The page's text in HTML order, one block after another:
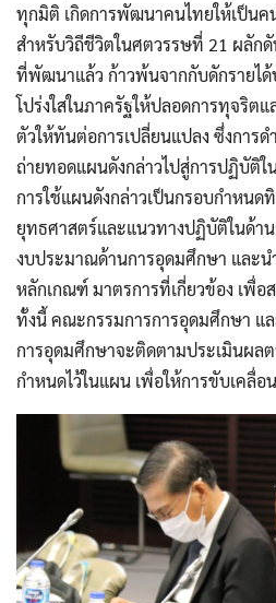
ทุกมิติ เกิดการพัฒนาคนไทยให้เป็น
สำหรับวิถีชีวิตในศตวรรษที่ 21 ผลัก
ที่พัฒนาแล้ว ก้าวพ้นจากกับดักรายได้
โปร่งใสในภาครัฐให้ปลอดการทุจริ
ตัวให้ทันต่อการเปลี่ยนแปลง ซึ่งการ
ถ่ายทอดแผนดังกล่าวไปสู่การปฏิบัติ
การใช้แผนดังกล่าวเป็นกรอบกำหนด
ยุทธศาสตร์และแนวทางปฏิบัติในด้า
งบประมาณด้านการอุดมศึกษา และน
หลักเกณฑ์ มาตรการที่เกี่ยวข้อง เพื่
ทั้งนี้ คณะกรรมการการอุดมศึกษา แ
การอุดมศึกษาจะติดตามประเมินผล
กำหนดไว้ในแผน เพื่อให้การขับเคลื่